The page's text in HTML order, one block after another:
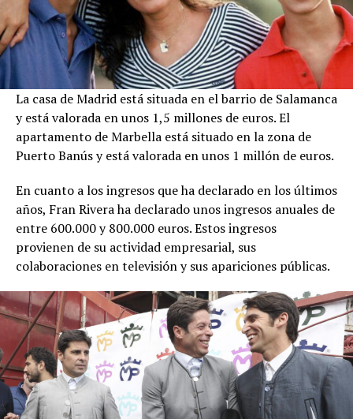
La casa de Madrid está situada en el barrio de Salamanca
y está valorada en unos 1,5 millones de euros. El
apartamento de Marbella está situado en la zona de
Puerto Banús y está valorada en unos 1 millón de euros.
En cuanto a los ingresos que ha declarado en los últimos
años, Fran Rivera ha declarado unos ingresos anuales de
entre 600.000 y 800.000 euros. Estos ingresos
provienen de su actividad empresarial, sus
colaboraciones en televisión y sus apariciones públicas.